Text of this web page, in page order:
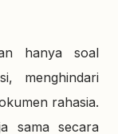
hanya soal
menghindari
rahasia.
sama secara